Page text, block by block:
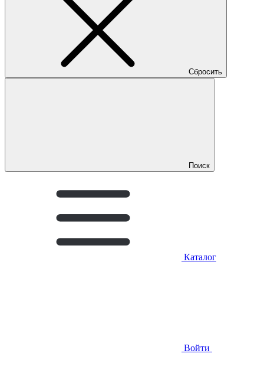
Сбросить
Поиск
Каталог
Войти